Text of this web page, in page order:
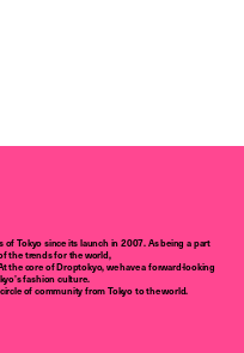
Tokyo since its launch in 2007. As being a part
the trends for the world,
the core of Droptokyo, we have a forward-looking
fashion culture.
of community from Tokyo to the world.